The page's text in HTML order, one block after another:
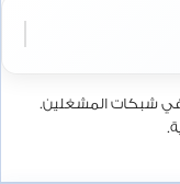
شبكات المشغلين.